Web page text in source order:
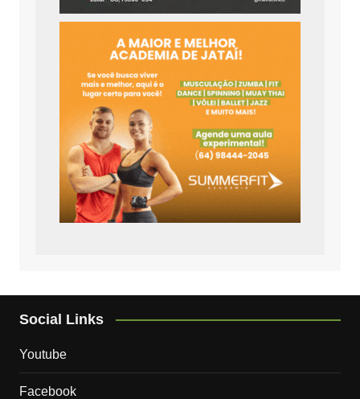
Social Links
Youtube
Facebook